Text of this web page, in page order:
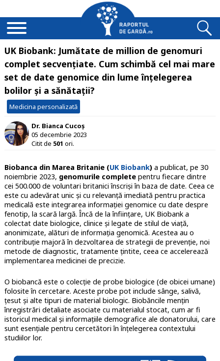
UK Biobank: Jumătate de million de genomuri
complet secvențiate. Cum schimbă cel mai mare
set de date genomice din lume înțelegerea
bolilor și a sănătații?
Medicina personalizată
Dr. Bianca Cucoș
05 decembrie 2023
Citit de 501 ori.
Biobanca din Marea Britanie (UK Biobank)a publicat, pe 30
noiembrie 2023, genomurile completepentru fiecare dintre
cei 500.000 de voluntari britanici înscriși în baza de date. Ceea ce
este cu adevărat unic și cu relevanță imediată pentru practica
medicală este integrarea informației genomice cu date despre
fenotip, la scară largă. Încă de la înființare, UK Biobank a
colectat date biologice, clinice și legate de stilul de viață,
anonimizate, alături de informația genomică. Acestea au o
contribuție majoră în dezvoltarea de strategii de prevenție, noi
metode de diagnostic, tratamente țintite, ceea ce accelerează
implementarea medicinei de precizie.
O biobancă este o colecție de probe biologice (de obicei umane)
folosite în cercetare. Aceste probe pot include sânge, salivă,
țesut și alte tipuri de material biologic. Biobăncile mențin
înregistrări detaliate asociate cu materialul stocat, cum ar fi
istoricul medical și informațiile demografice ale donatorului, care
sunt esențiale pentru cercetători în înțelegerea contextului
studiilor lor.